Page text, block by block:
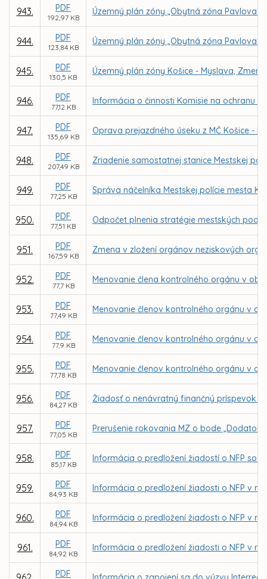
943. PDF
192,97 KB
Územný plán zóny „Obytná zóna Pavlova
944. PDF
123,84 KB
Územný plán zóny „Obytná zóna Pavlova
945. PDF
130,5 KB
Územný plán zóny Košice - Myslava,
946. PDF
77,12 KB
Informácia o činnosti Komisie na ochranu
947. PDF
135,69 KB
Oprava prejazdného úseku z MČ Košice -
948. PDF
207,49 KB
Zriadenie samostatnej stanice Mestskej
949. PDF
77,25 KB
Správa náčelníka Mestskej polície mesta
950. PDF
77,51 KB
Odpočet plnenia stratégie mestských
951. PDF
167,59 KB
Zmena v zložení orgánov neziskových
952. PDF
77,7 KB
Menovanie člena kontrolného orgánu v
953. PDF
77,49 KB
Menovanie členov kontrolného orgánu v
954. PDF
77,9 KB
Menovanie členov kontrolného orgánu v
955. PDF
77,78 KB
Menovanie členov kontrolného orgánu v
956. PDF
84,27 KB
Žiadosť o nenávratný finančný príspevok
957. PDF
77,05 KB
Prerušenie rokovania MZ o bode „Dodatok
958. PDF
85,17 KB
Informácia o predložení žiadostí o NFP so
959. PDF
84,93 KB
Informácia o predložení žiadosti o NFP v
960. PDF
84,94 KB
Informácia o predložení žiadosti o NFP v
961. PDF
84,92 KB
Informácia o predložení žiadosti o NFP v
PDF